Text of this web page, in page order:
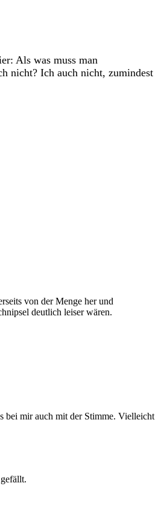
Als was muss man
nicht? Ich auch nicht, zumindest
von der Menge her und
deutlich leiser wären.
bei mir auch mit der Stimme. Vielleicht